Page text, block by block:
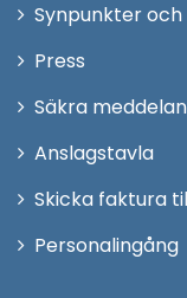
Synpunkter
Press
fönster
Säkra
Anslagstavla
Skicka faktura
Personalingång